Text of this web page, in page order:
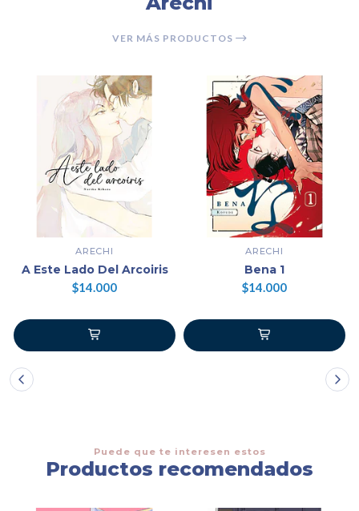
VER MÁS PRODUCTOS
ARECHI
A Este Lado Del Arcoiris
$14.000
ARECHI
Bena 1
$14.000
Puede que te interesen estos
Productos recomendados